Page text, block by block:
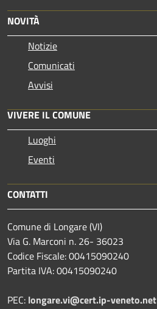
NOVITÀ
Notizie
Comunicati
Avvisi
VIVERE IL COMUNE
Luoghi
Eventi
CONTATTI
Comune di Longare (VI)
Via G. Marconi n. 26- 36023
Codice Fiscale: 00415090240
Partita IVA: 00415090240
PEC: longare.vi@cert.ip-veneto.net